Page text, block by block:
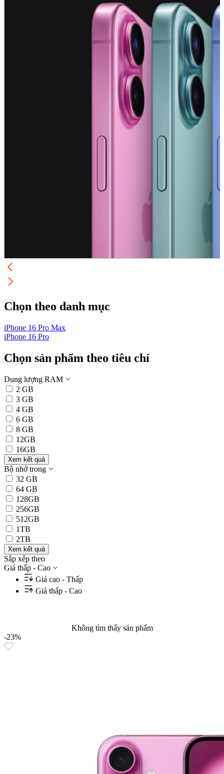
Chọn theo danh mục
iPhone 16 Pro Max
iPhone 16 Pro
Chọn sản phẩm theo tiêu chí
Dung lượng RAM
2 GB
3 GB
4 GB
6 GB
8 GB
12GB
16GB
Xem kết quả
Bộ nhớ trong
32 GB
64 GB
128GB
256GB
512GB
1TB
2TB
Xem kết quả
Sắp xếp theo
Giá thấp - Cao
Giá cao - Thấp
Giá thấp - Cao
Không tìm thấy sản phẩm
-23%